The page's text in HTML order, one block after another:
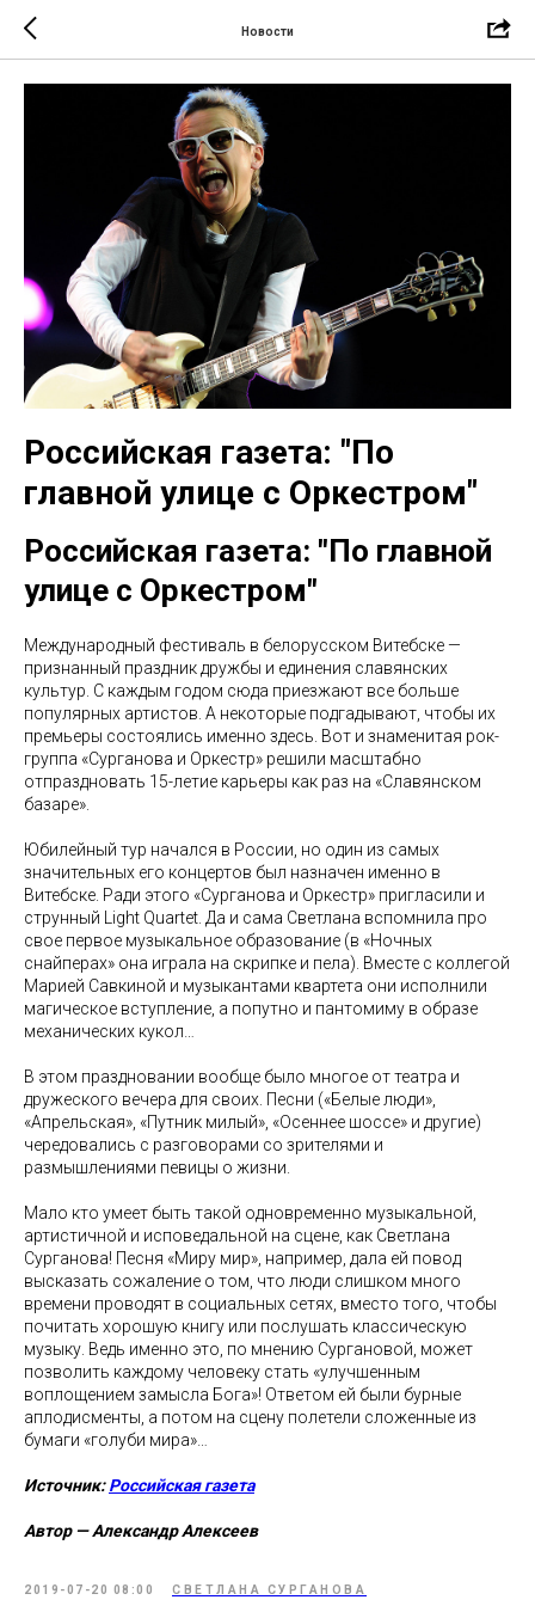
Новости
Российская газета: "По
главной улице с Оркестром"
Российская газета: "По главной
улице с Оркестром"
Международный фестиваль в белорусском Витебске —
признанный праздник дружбы и единения славянских
культур. С каждым годом сюда приезжают все больше
популярных артистов. А некоторые подгадывают, чтобы их
премьеры состоялись именно здесь. Вот и знаменитая рок-
группа «Сурганова и Оркестр» решили масштабно
отпраздновать 15-летие карьеры как раз на «Славянском
базаре».
Юбилейный тур начался в России, но один из самых
значительных его концертов был назначен именно в
Витебске. Ради этого «Сурганова и Оркестр» пригласили и
струнный Light Quartet. Да и сама Светлана вспомнила про
свое первое музыкальное образование (в «Ночных
снайперах» она играла на скрипке и пела). Вместе с коллегой
Марией Савкиной и музыкантами квартета они исполнили
магическое вступление, а попутно и пантомиму в образе
механических кукол…
В этом праздновании вообще было многое от театра и
дружеского вечера для своих. Песни («Белые люди»,
«Апрельская», «Путник милый», «Осеннее шоссе» и другие)
чередовались с разговорами со зрителями и
размышлениями певицы о жизни.
Мало кто умеет быть такой одновременно музыкальной,
артистичной и исповедальной на сцене, как Светлана
Сурганова! Песня «Миру мир», например, дала ей повод
высказать сожаление о том, что люди слишком много
времени проводят в социальных сетях, вместо того, чтобы
почитать хорошую книгу или послушать классическую
музыку. Ведь именно это, по мнению Сургановой, может
позволить каждому человеку стать «улучшенным
воплощением замысла Бога»! Ответом ей были бурные
аплодисменты, а потом на сцену полетели сложенные из
бумаги «голуби мира»…
Источник:Российская газета
Автор — Александр Алексеев
2019-07-20 08:00 СВЕТЛАНА СУРГАНОВА